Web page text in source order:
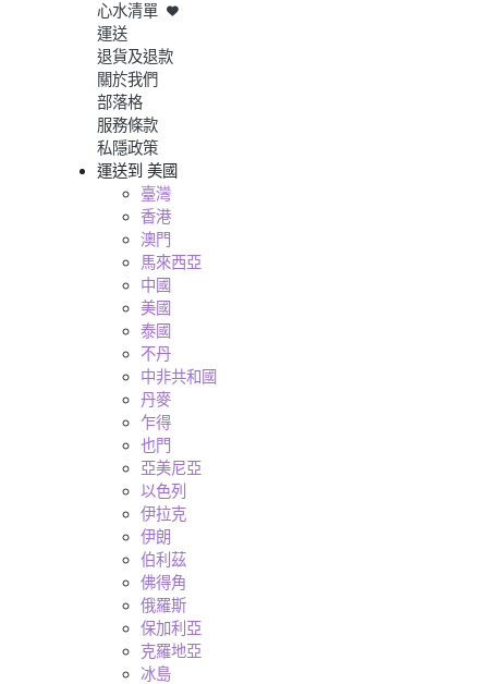
心水清單
運送
退貨及退款
關於我們
部落格
服務條款
私隱政策
運送到 美國
臺灣
香港
澳門
馬來西亞
中國
美國
泰國
不丹
中非共和國
丹麥
乍得
也門
亞美尼亞
以色列
伊拉克
伊朗
伯利茲
佛得角
俄羅斯
保加利亞
克羅地亞
冰島